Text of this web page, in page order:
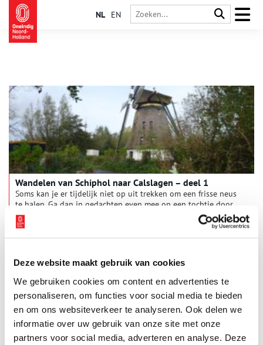
Deze website maakt gebruik van cookies
We gebruiken cookies om content en advertenties te
personaliseren, om functies voor social media te bieden
en om ons websiteverkeer te analyseren. Ook delen we
informatie over uw gebruik van onze site met onze
partners voor social media, adverteren en analyse. Deze
NL EN
Wandelen van Schiphol naar Calslagen – deel 1
Soms kan je er tijdelijk niet op uit trekken om een frisse neus
te halen. Ga dan in gedachten even mee op een tochtje door
diverse eeuwen – een tour voor thuis. Van het weilandje bij
een torenfort naar de middeleeuwse heerlijkheid Calslagen.
Dat doen we in twee etappes. Vandaag is de vraag: waarom